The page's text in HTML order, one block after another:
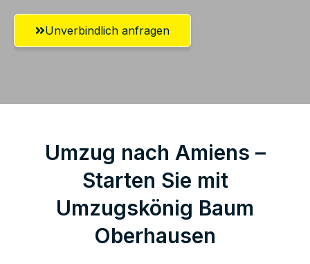
Unverbindlich anfragen
Umzug nach Amiens –
Starten Sie mit
Umzugskönig Baum
Oberhausen